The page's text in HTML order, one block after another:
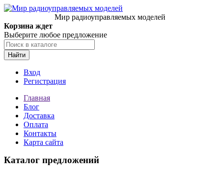
Мир радиоуправляемых моделей
Корзина ждет
Выберите любое предложение
Найти
Вход
Регистрация
Главная
Блог
Доставка
Оплата
Контакты
Карта сайта
Каталог предложений